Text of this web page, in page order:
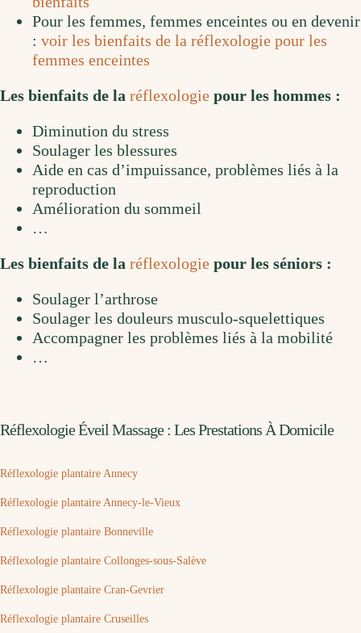
Pour les femmes, femmes enceintes ou en devenir
: voir les bienfaits de la réflexologie pour les
femmes enceintes
Les bienfaits de la réflexologie pour les hommes :
Diminution du stress
Soulager les blessures
Aide en cas d’impuissance, problèmes liés à la
reproduction
Amélioration du sommeil
…
Les bienfaits de la réflexologie pour les séniors :
Soulager l’arthrose
Soulager les douleurs musculo-squelettiques
Accompagner les problèmes liés à la mobilité
…
Réflexologie Éveil Massage : Les Prestations À Domicile
Réflexologie plantaire Annecy
Réflexologie plantaire Annecy-le-Vieux
Réflexologie plantaire Bonneville
Réflexologie plantaire Collonges-sous-Salève
Réflexologie plantaire Cran-Gevrier
Réflexologie plantaire Cruseilles